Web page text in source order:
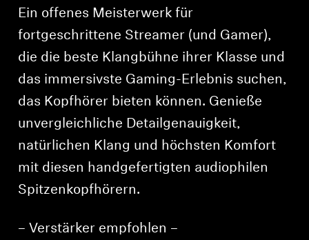
Ein offenes Meisterwerk für
fortgeschrittene Streamer (und Gamer),
die die beste Klangbühne ihrer Klasse und
das immersivste Gaming-Erlebnis suchen,
das Kopfhörer bieten können. Genieße
unvergleichliche Detailgenauigkeit,
natürlichen Klang und höchsten Komfort
mit diesen handgefertigten audiophilen
Spitzenkopfhörern.
– Verstärker empfohlen –